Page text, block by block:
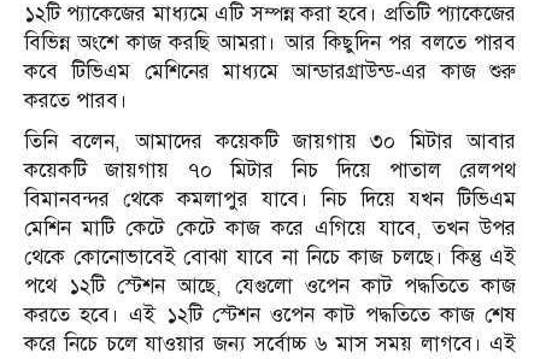
১২টি প্যাকেজের মাধ্যমে এটি সম্পন্ন করা হবে। প্রতিটি প্যাকেজের
বিভিন্ন অংশে কাজ করছি আমরা। আর কিছুদিন পর বলতে পারব
কবে টিভিএম মেশিনের মাধ্যমে আন্ডারগ্রাউন্ড-এর কাজ শুরু
করতে পারব।
তিনি বলেন, আমাদের কয়েকটি জায়গায় ৩০ মিটার আবার
কয়েকটি জায়গায় ৭০ মিটার নিচ দিয়ে পাতাল রেলপথ
বিমানবন্দর থেকে কমলাপুর যাবে। নিচ দিয়ে যখন টিভিএম
মেশিন মাটি কেটে কেটে কাজ করে এগিয়ে যাবে, তখন উপর
থেকে কোনোভাবেই বোঝা যাবে না নিচে কাজ চলছে। কিন্তু এই
পথে ১২টি স্টেশন আছে, যেগুলো ওপেন কাট পদ্ধতিতে কাজ
করতে হবে। এই ১২টি স্টেশন ওপেন কাট পদ্ধতিতে কাজ শেষ
করে নিচে চলে যাওয়ার জন্য সর্বোচ্চ ৬ মাস সময় লাগবে। এই